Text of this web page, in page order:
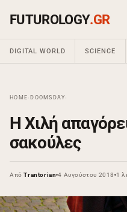
FUTUROLOGY.GR
DIGITAL WORLD SCIENCE
HOME DOOMSDAY
Η Χιλή
σακούλες
ΑπόTrantorian 4 Αυγούστου 2018 1